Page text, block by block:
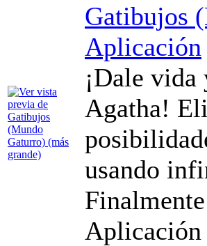
Gatibujos
Aplicación
¡Dale
Agatha!
usando
Aplicación